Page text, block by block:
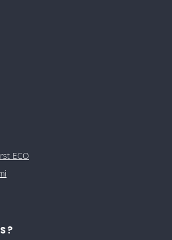
ECO
?